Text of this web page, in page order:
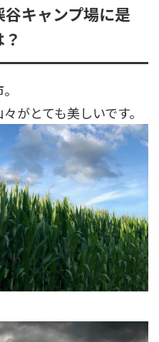
キャンプ場に是
がとても美しいです。